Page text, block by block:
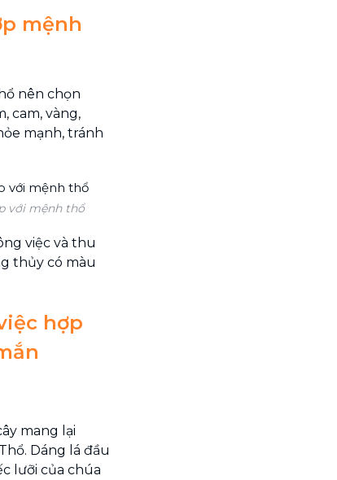
mệnh
nên chọn
cam, vàng,
mạnh, tránh
với mệnh thổ
việc và thu
thủy có màu
hợp
mang lại
Dáng lá đầu
lưỡi của chúa